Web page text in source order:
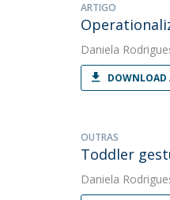
ARTIGO
Daniela
DOWNLOAD
OUTRAS
Toddler
Daniela